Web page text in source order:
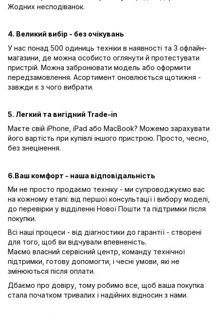
Жодних несподіванок.
4. Великий вибір - без очікувань
У нас понад 500 одиниць техніки в наявності та 3 офлайн-
магазини, де можна особисто оглянути й протестувати
пристрій. Можна забронювати модель або оформити
передзамовлення. Асортимент оновлюється щотижня -
завжди є з чого вибрати.
5. Легкий та вигідний Trade-in
Маєте свій iPhone, iPad або MacBook? Можемо зарахувати
його вартість при купівлі іншого пристрою. Просто, чесно,
без знецінення.
6.Ваш комфорт - наша відповідальність
Ми не просто продаємо техніку - ми супроводжуємо вас
на кожному етапі: від першої консультації і вибору моделі,
до перевірки у відділенні Нової Пошти та підтримки після
покупки.
Всі наші процеси - від діагностики до гарантії - створені
для того, щоб ви відчували впевненість.
Маємо власний сервісний центр, команду технічної
підтримки, готову допомогти, і чесні умови, які не
змінюються після оплати.
Дбаємо про довіру, тому робимо все, щоб ваша покупка
стала початком тривалих і надійних відносин з нами.